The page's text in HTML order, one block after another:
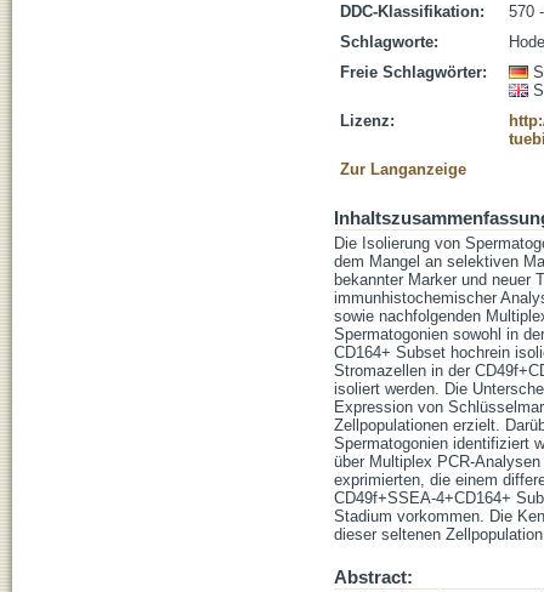
DDC-Klassifikation:
570
Schlagworte:
Freie Schlagwörter:
Lizenz:
Zur Langanzeige
Die Isolierung von
dem Mangel an selektiven
bekannter Marker und neuer
immunhistochemischer
sowie nachfolgenden
Spermatogonien sowohl in
CD164+ Subset hochrein
Stromazellen in der
isoliert werden. Die
Expression von
Zellpopulationen erzielt.
Spermatogonien identifiziert
über Multiplex PCR-
exprimierten, die einem
CD49f+SSEA-4+CD164+
Stadium vorkommen. Die
dieser seltenen
Abstract: